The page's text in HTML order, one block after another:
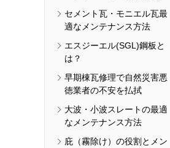
セメント瓦・モニエル瓦最
適なメンテナンス方法
エスジーエル(SGL)鋼板と
は？
早期棟瓦修理で自然災害悪
徳業者の不安を払拭
大波・小波スレートの最適
なメンテナンス方法
庇（霧除け）の役割とメン